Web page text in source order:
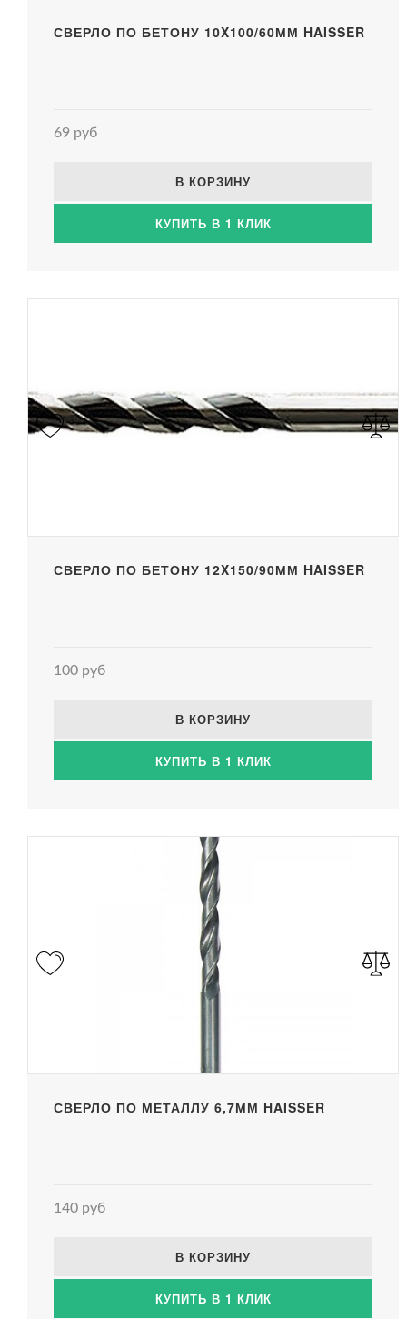
СВЕРЛО ПО БЕТОНУ 10X100/60ММ HAISSER
69 руб
В КОРЗИНУ
КУПИТЬ В 1 КЛИК
СВЕРЛО ПО БЕТОНУ 12X150/90ММ HAISSER
100 руб
В КОРЗИНУ
КУПИТЬ В 1 КЛИК
СВЕРЛО ПО МЕТАЛЛУ 6,7ММ HAISSER
140 руб
В КОРЗИНУ
КУПИТЬ В 1 КЛИК